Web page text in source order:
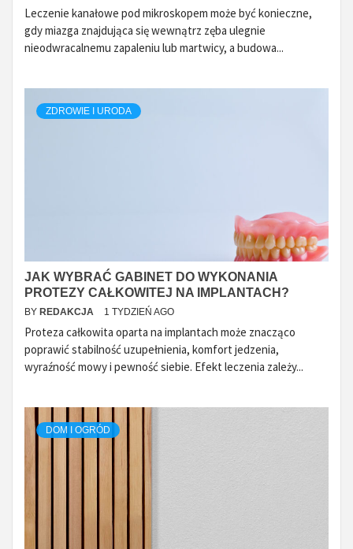
Leczenie kanałowe pod mikroskopem może być konieczne,
gdy miazga znajdująca się wewnątrz zęba ulegnie
nieodwracalnemu zapaleniu lub martwicy, a budowa...
ZDROWIE I URODA
JAK WYBRAĆ GABINET DO WYKONANIA
PROTEZY CAŁKOWITEJ NA IMPLANTACH?
BY REDAKCJA 1 TYDZIEŃ AGO
Proteza całkowita oparta na implantach może znacząco
poprawić stabilność uzupełnienia, komfort jedzenia,
wyraźność mowy i pewność siebie. Efekt leczenia zależy...
DOM I OGRÓD